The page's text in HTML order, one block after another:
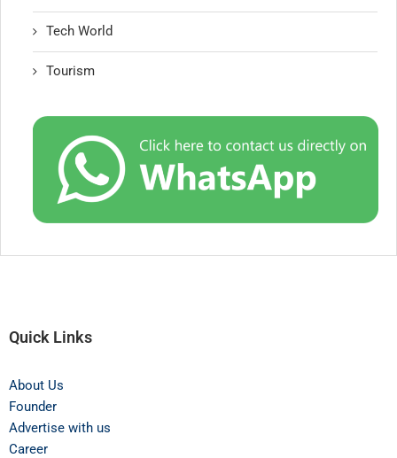
Tech World
Tourism
Quick Links
About Us
Founder
Advertise with us
Career